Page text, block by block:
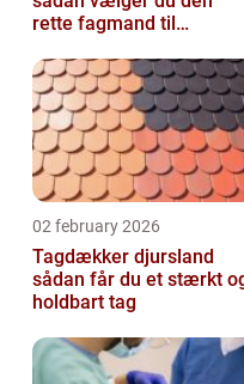
rette fagmand til
02 february 2026
Tagdækker djursland
sådan får du et stærkt
holdbart tag